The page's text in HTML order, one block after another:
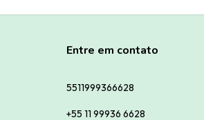
Entre em contato
5511999366628
+55 11 99936 6628